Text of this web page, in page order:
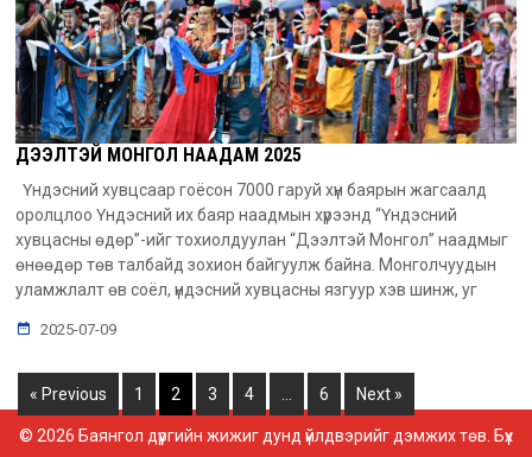
ДЭЭЛТЭЙ МОНГОЛ НААДАМ 2025
Үндэсний хувцсаар гоёсон 7000 гаруй хүн баярын жагсаалд
оролцлоо Үндэсний их баяр наадмын хүрээнд “Үндэсний
хувцасны өдөр”-ийг тохиолдуулан “Дээлтэй Монгол” наадмыг
өнөөдөр төв талбайд зохион байгуулж байна. Монголчуудын
уламжлалт өв соёл, үндэсний хувцасны язгуур хэв шинж, уг
2025-07-09
« Previous 1 2 3 4 6 Next »
© 2026 Баянгол дүүргийн жижиг дунд үйлдвэрийг дэмжих төв. Бүх